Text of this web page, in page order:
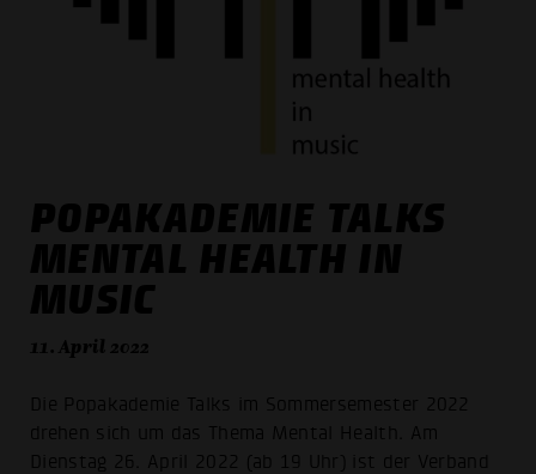
POPAKADEMIE TALKS
MENTAL HEALTH IN
MUSIC
11. April 2022
Die Popakademie Talks im Sommersemester 2022
drehen sich um das Thema Mental Health. Am
Dienstag 26. April 2022 (ab 19 Uhr) ist der Verband